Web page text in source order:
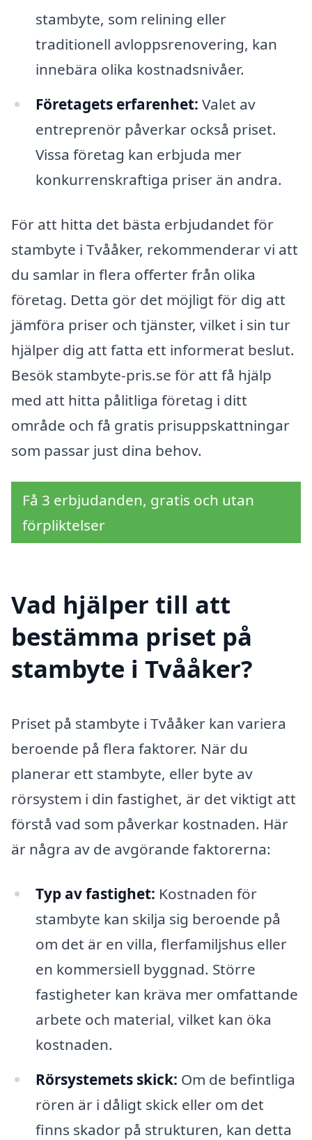
stambyte, som relining eller
traditionell avloppsrenovering, kan
innebära olika kostnadsnivåer.
Företagets erfarenhet: Valet av
entreprenör påverkar också priset.
Vissa företag kan erbjuda mer
konkurrenskraftiga priser än andra.
För att hitta det bästa erbjudandet för
stambyte i Tvååker, rekommenderar vi att
du samlar in flera offerter från olika
företag. Detta gör det möjligt för dig att
jämföra priser och tjänster, vilket i sin tur
hjälper dig att fatta ett informerat beslut.
Besök stambyte-pris.se för att få hjälp
med att hitta pålitliga företag i ditt
område och få gratis prisuppskattningar
som passar just dina behov.
Få 3 erbjudanden, gratis och utan
förpliktelser
Vad hjälper till att
bestämma priset på
stambyte i Tvååker?
Priset på stambyte i Tvååker kan variera
beroende på flera faktorer. När du
planerar ett stambyte, eller byte av
rörsystem i din fastighet, är det viktigt att
förstå vad som påverkar kostnaden. Här
är några av de avgörande faktorerna:
Typ av fastighet: Kostnaden för
stambyte kan skilja sig beroende på
om det är en villa, flerfamiljshus eller
en kommersiell byggnad. Större
fastigheter kan kräva mer omfattande
arbete och material, vilket kan öka
kostnaden.
Rörsystemets skick: Om de befintliga
rören är i dåligt skick eller om det
finns skador på strukturen, kan detta